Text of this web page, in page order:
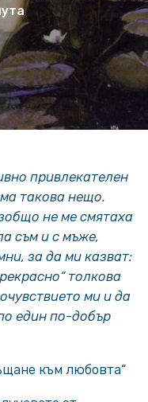
привлекателен
такова нещо.
не ме смятаха
съм и с мъже,
за да ми казват:
толкова
ми и да
един по-добър
към любовта“